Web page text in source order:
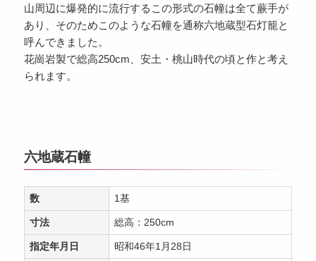
山周辺に爆発的に流行するこの形式の石幢は全て蕨手が
あり、そのためこのような石幢を通称六地蔵型石灯籠と
呼んできました。
花崗岩製で総高250cm、安土・桃山時代の頃と作と考え
られます。
六地蔵石幢
数 1基
寸法 総高：250cm
指定年月日 昭和46年1月28日